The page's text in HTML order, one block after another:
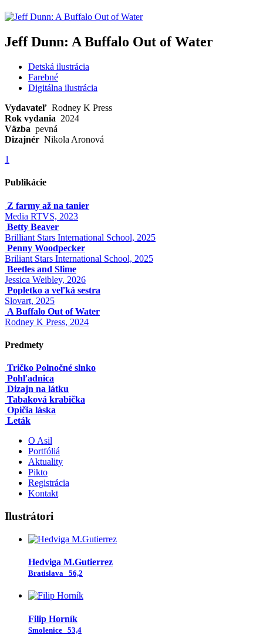
Jeff Dunn: A Buffalo Out of Water
Detská ilustrácia
Farebné
Digitálna ilustrácia
Vydavateľ Rodney K Press
Rok vydania 2024
Väzba pevná
Dizajnér Nikola Aronová
1
Publikácie
Z farmy až na tanier
Media RTVS, 2023
Betty Beaver
Brilliant Stars International School, 2025
Penny Woodpecker
Briliant Stars International School, 2025
Beetles and Slime
Jessica Weibley, 2026
Popletko a veľká sestra
Slovart, 2025
A Buffalo Out of Water
Rodney K Press, 2024
Predmety
Tričko Polnočné slnko
Pohľadnica
Dizajn na látku
Tabaková krabička
Opičia láska
Leták
O Asil
Portfóliá
Aktuality
Pikto
Registrácia
Kontakt
Ilustrátori
Hedviga M.Gutierrez
Bratislava 56,2
Filip Horník
Smolenice 53,4